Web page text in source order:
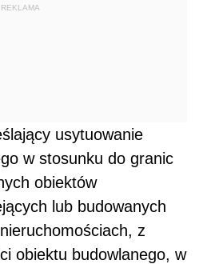
REKLAMA
usytuowanie
w stosunku do granic
obiektów
lub budowanych
z
obiektu budowlanego, w